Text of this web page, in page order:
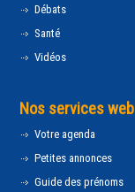
Débats
Santé
Vidéos
Nos services web
Votre agenda
Petites annonces
Guide des prénoms